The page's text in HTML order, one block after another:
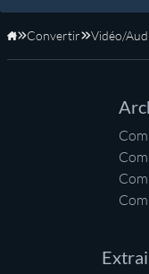
Accueil
Convertir Vidéo/